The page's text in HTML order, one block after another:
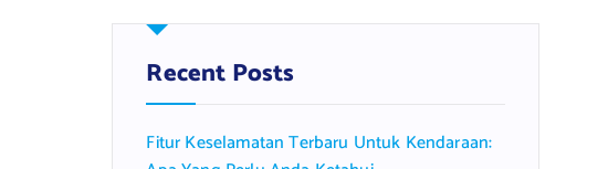
h
f
o
:
Recent Posts
Fitur Keselamatan Terbaru Untuk Kendaraan: